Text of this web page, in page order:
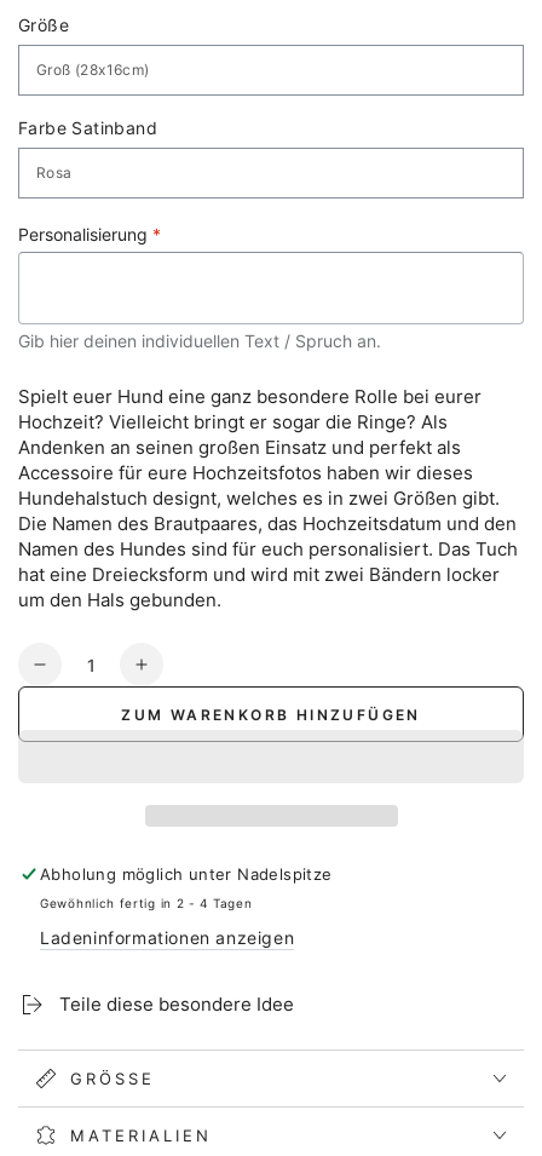
Größe
Farbe Satinband
Personalisierung *
Gib hier deinen individuellen Text / Spruch an.
Spielt euer Hund eine ganz besondere Rolle bei eurer
Hochzeit? Vielleicht bringt er sogar die Ringe? Als
Andenken an seinen großen Einsatz und perfekt als
Accessoire für eure Hochzeitsfotos haben wir dieses
Hundehalstuch designt, welches es in zwei Größen gibt.
Die Namen des Brautpaares, das Hochzeitsdatum und den
Namen des Hundes sind für euch personalisiert. Das Tuch
hat eine Dreiecksform und wird mit zwei Bändern locker
um den Hals gebunden.
Anzahl
Verringere Erhöhe
Menge
Halstuch
-
ZUM WARENKORB HINZUFÜGEN
Abholung möglich unter Nadelspitze
Gewöhnlich fertig in 2 - 4 Tagen
Ladeninformationen anzeigen
Teile diese besondere Idee
GRÖSSE
MATERIALIEN